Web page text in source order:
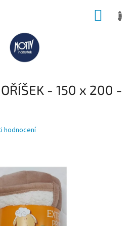
OŘÍŠEK - 150 x 200 -
hodnocení